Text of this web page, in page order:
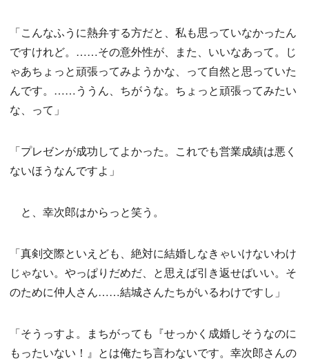
「こんなふうに熱弁する方だと、私も思っていなかったん
ですけれど。……その意外性が、また、いいなあって。じ
ゃあちょっと頑張ってみようかな、って自然と思っていた
んです。……ううん、ちがうな。ちょっと頑張ってみたい
な、って」
「プレゼンが成功してよかった。これでも営業成績は悪く
ないほうなんですよ」
と、幸次郎はからっと笑う。
「真剣交際といえども、絶対に結婚しなきゃいけないわけ
じゃない。やっぱりだめだ、と思えば引き返せばいい。そ
のために仲人さん……結城さんたちがいるわけですし」
「そうっすよ。まちがっても『せっかく成婚しそうなのに
もったいない！』とは俺たち言わないです。幸次郎さんの